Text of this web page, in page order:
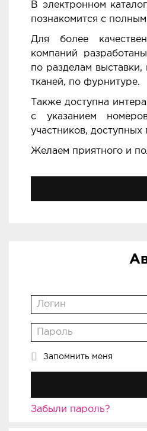
В электронном
познакомится с
Для более
компаний
по разделам
тканей, по фурнитуре.
Также доступна
с указанием
участников, доступных
Желаем приятного и
Запомнить меня
Забыли пароль?